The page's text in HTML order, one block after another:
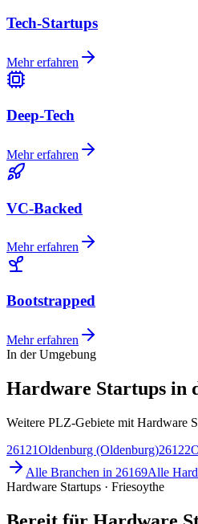
Tech-Startups
Mehr erfahren
Deep-Tech
Mehr erfahren
VC-Backed
Mehr erfahren
Bootstrapped
Mehr erfahren
In der Umgebung
Hardware Startups in
Weitere PLZ-Gebiete mit Hardware
26121Oldenburg (Oldenburg)26122
Alle Branchen in 26169Alle
Hardware Startups · Friesoythe